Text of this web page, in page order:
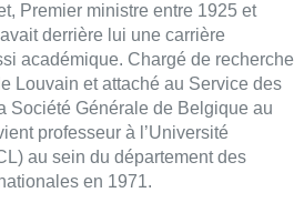
Premier ministre entre 1925 et
derrière lui une carrière
académique. Chargé de recherche
Louvain et attaché au Service des
Société Générale de Belgique au
professeur à l’Université
au sein du département des
en 1971.